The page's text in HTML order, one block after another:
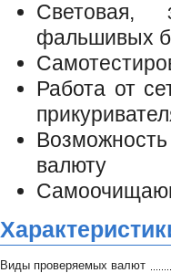
Световая,
фальшивых
Работа от
валюту
Виды проверяемых валют